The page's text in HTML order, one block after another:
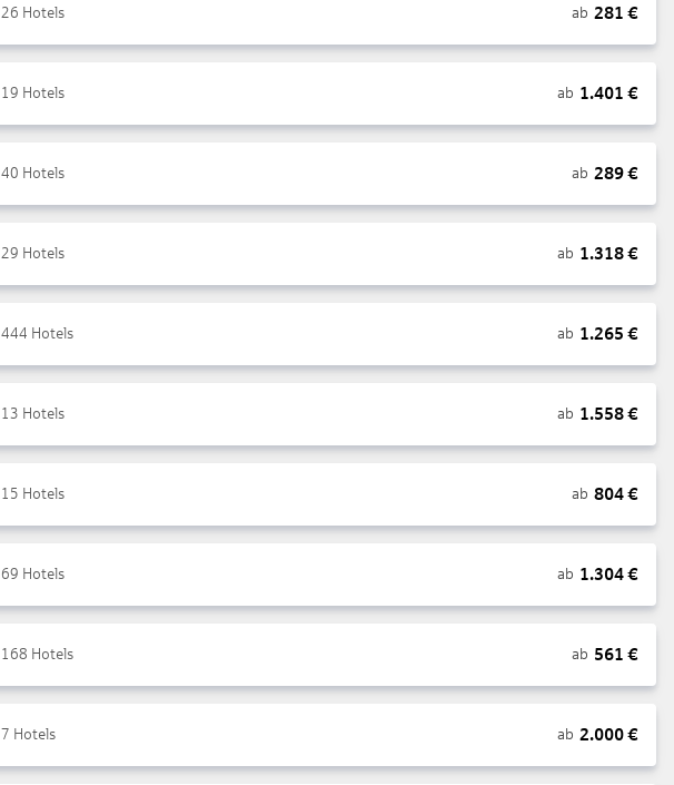
26 Hotels ab 281 €
19 Hotels ab 1.401 €
40 Hotels ab 289€
29 Hotels ab 1.318€
444 Hotels ab 1.265 €
13 Hotels ab 1.558€
15 Hotels ab 804€
69 Hotels ab 1.304€
168 Hotels ab 561 €
7 Hotels ab 2.000€